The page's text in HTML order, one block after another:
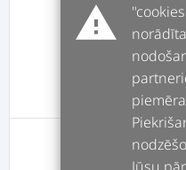
forum
У этого
warning